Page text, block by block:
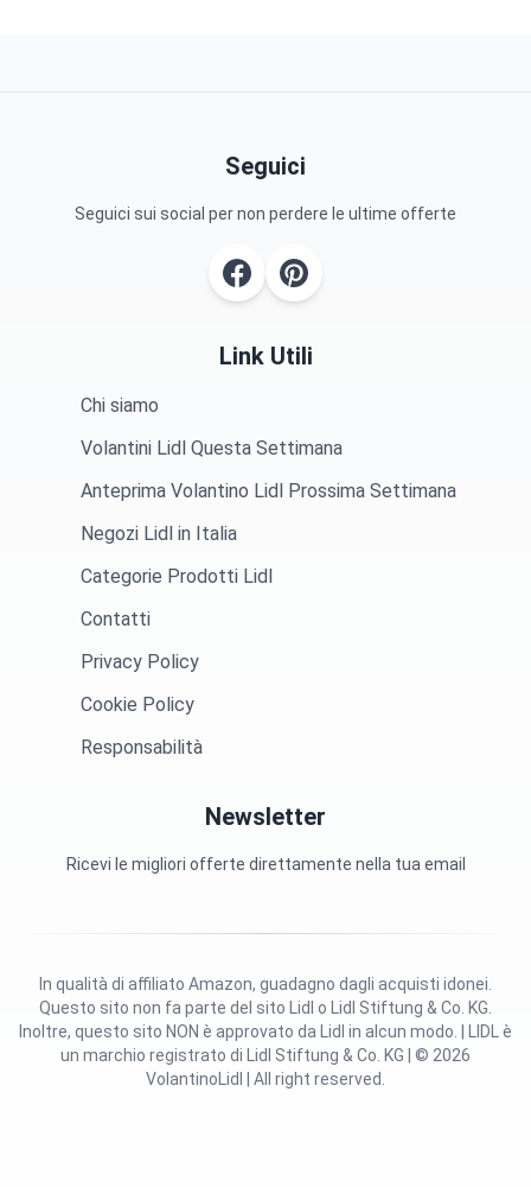
Seguici
Seguici sui social per non perdere le ultime offerte
Link Utili
Chi siamo
Volantini Lidl Questa Settimana
Anteprima Volantino Lidl Prossima Settimana
Negozi Lidl in Italia
Categorie Prodotti Lidl
Contatti
Privacy Policy
Cookie Policy
Responsabilità
Newsletter
Ricevi le migliori offerte direttamente nella tua email
Questo sito non fa parte del sito Lidl o Lidl Stiftung & Co. KG.
Inoltre, questo sito NON è approvato da Lidl in alcun modo. | LIDL è
un marchio registrato di Lidl Stiftung & Co. KG | © 2026
VolantinoLidl | All right reserved.
In qualità di affiliato Amazon, guadagno dagli acquisti idonei.